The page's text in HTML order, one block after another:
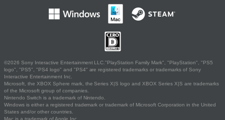
©2026 Sony Interactive Entertainment LLC."PlayStation Family Mark", "PlayStation", "PS5
logo", "PS5", "PS4 logo" and "PS4" are registered trademarks or trademarks of Sony
Interactive Entertainment Inc.
Microsoft, the XBOX Sphere mark, the Series X|S logo and XBOX Series X|S are trademarks
of the Microsoft group of companies.
Nintendo Switch is a trademark of Nintendo.
Windows is either a registered trademark or trademark of Microsoft Corporation in the United
States and/or other countries.
Mac is a trademark of Apple Inc.